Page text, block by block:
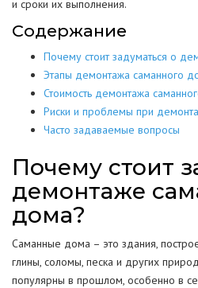
и сроки их выполнения.
Содержание
Почему стоит задуматься о
Этапы демонтажа саманного
Стоимость демонтажа
Риски и проблемы при
Часто задаваемые вопросы
Почему стоит
демонтаже
дома?
Саманные дома – это здания,
глины, соломы, песка и других
популярны в прошлом, особенно в